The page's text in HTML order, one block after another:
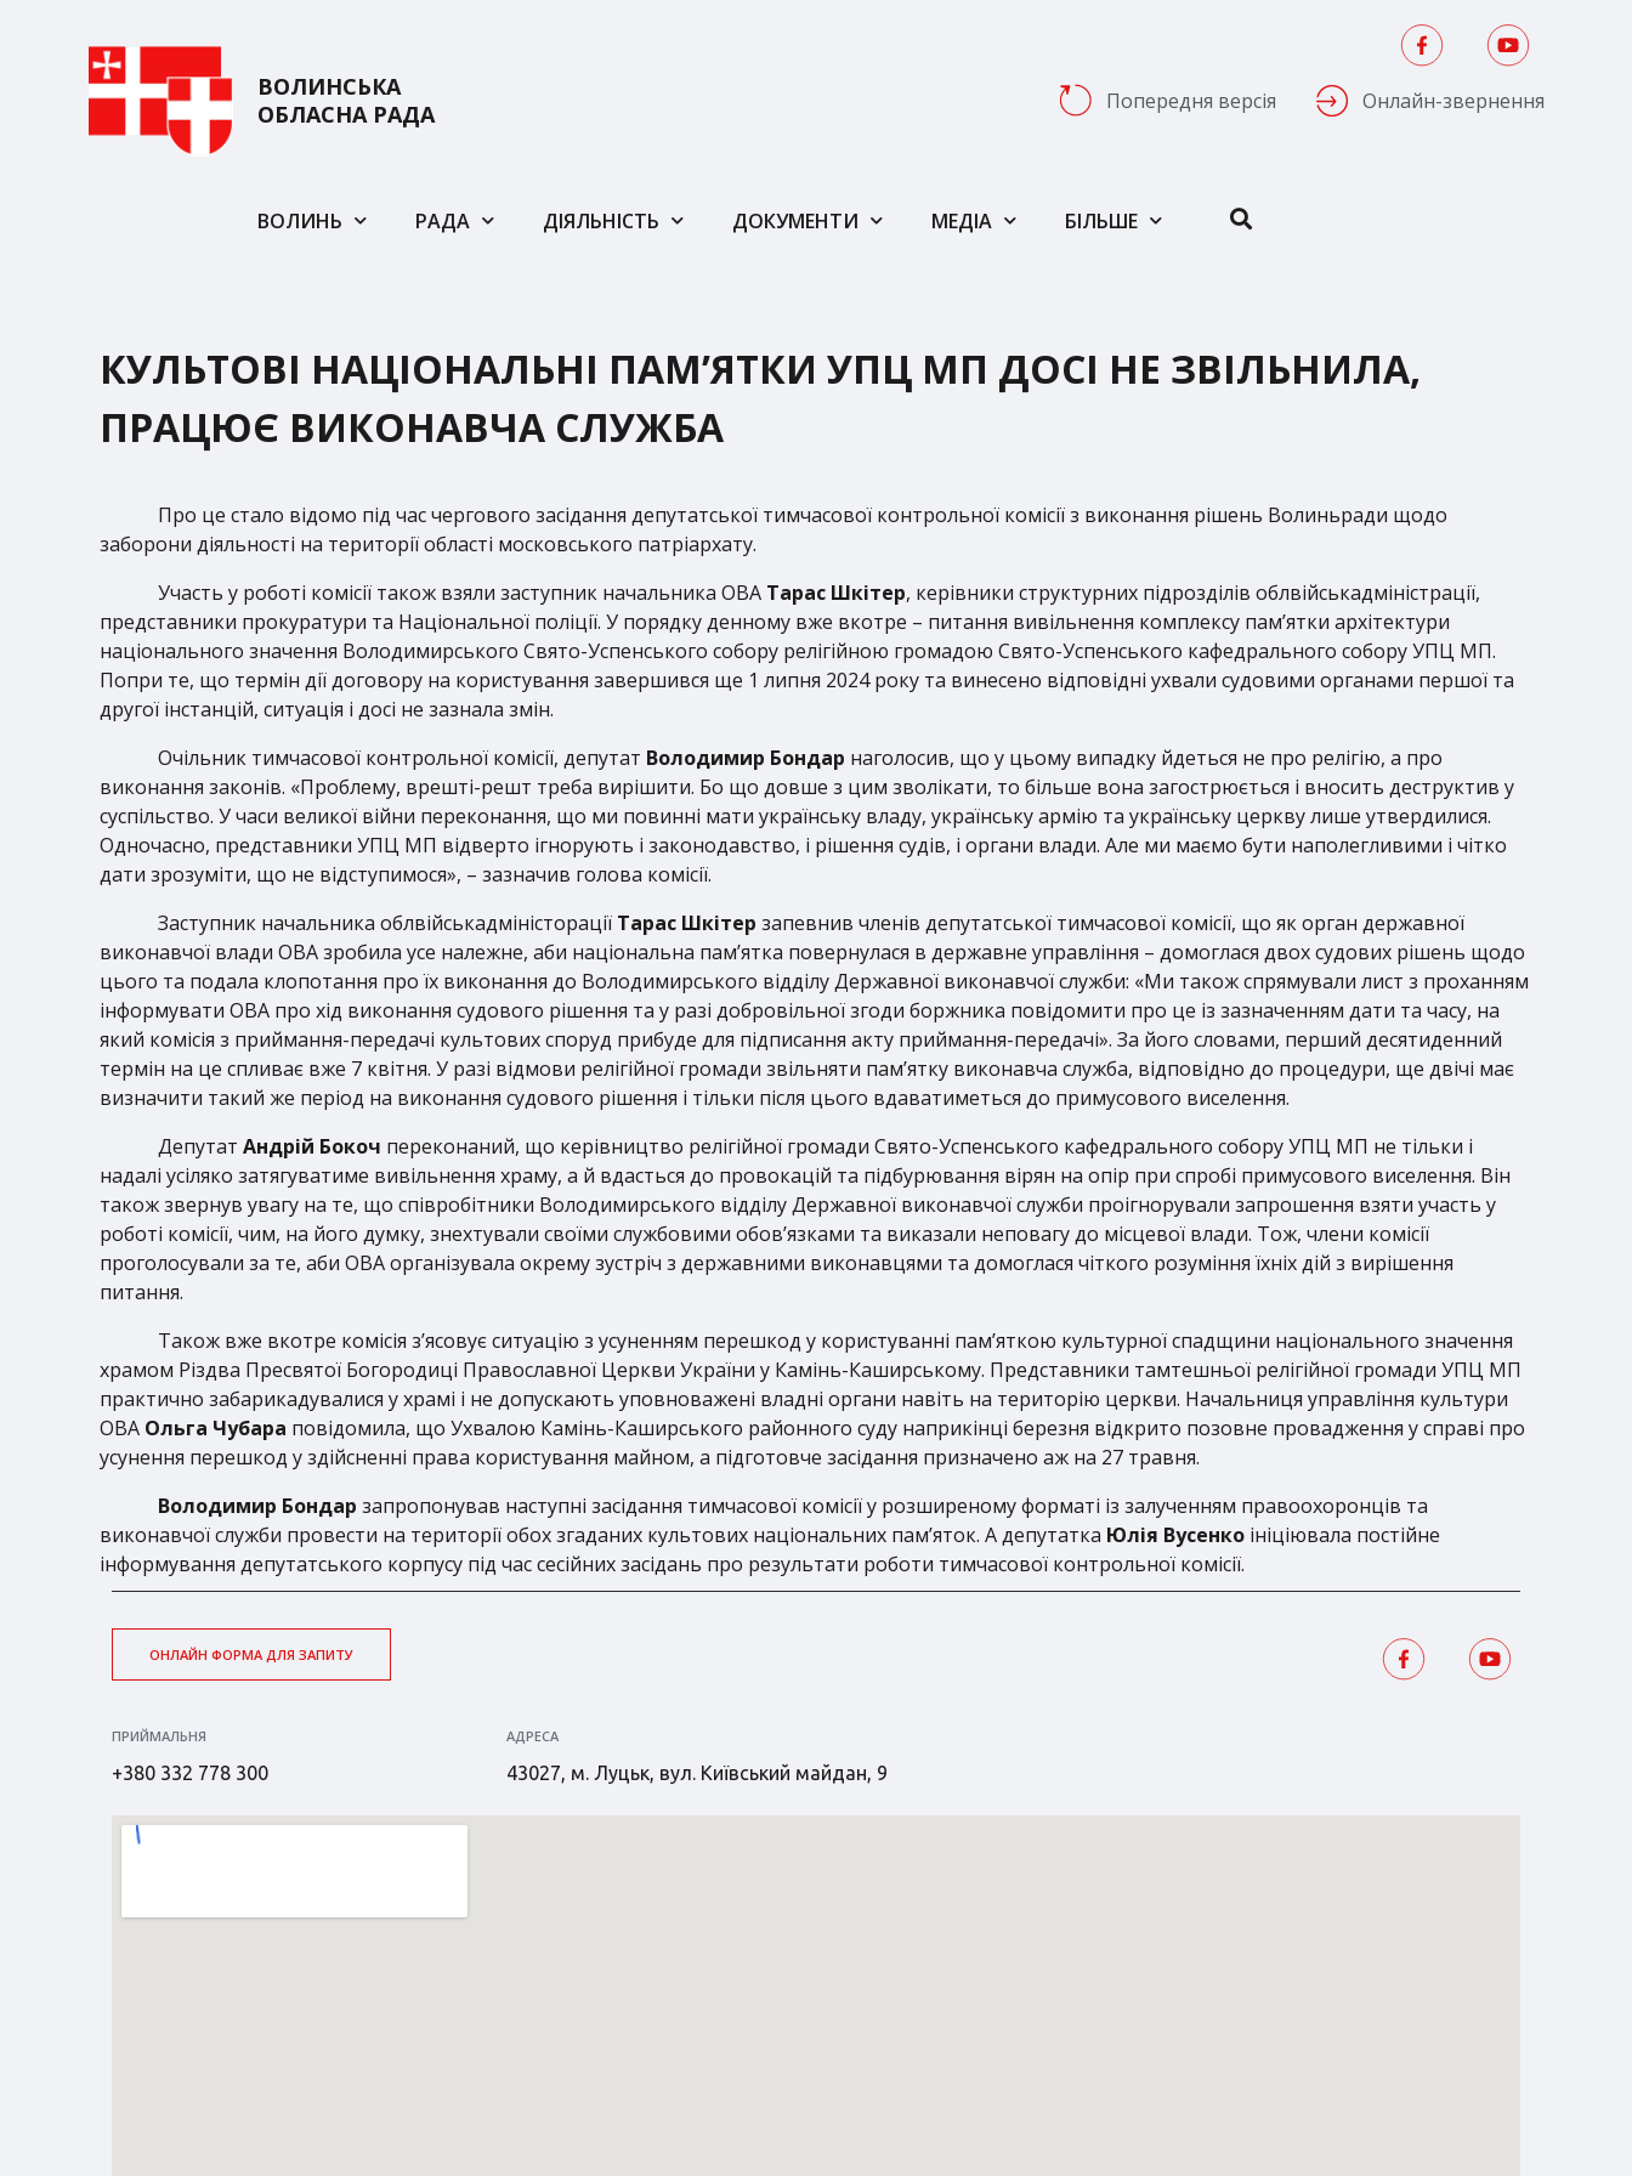
ВОЛИНСЬКА
ОБЛАСНА РАДА
Попередня версія Онлайн-звернення
ВОЛИНЬ РАДА ДІЯЛЬНІСТЬ ДОКУМЕНТИ МЕДІА БІЛЬШЕ
КУЛЬТОВІ НАЦІОНАЛЬНІ ПАМ’ЯТКИ УПЦ МП ДОСІ НЕ ЗВІЛЬНИЛА,
ПРАЦЮЄ ВИКОНАВЧА СЛУЖБА
Про це стало відомо під час чергового засідання депутатської тимчасової контрольної комісії з виконання рішень Волиньради щодо
заборони діяльності на території області московського патріархату.
Участь у роботі комісії також взяли заступник начальника ОВА Тарас Шкітер, керівники структурних підрозділів облвійськадміністрації,
представники прокуратури та Національної поліції. У порядку денному вже вкотре – питання вивільнення комплексу пам’ятки архітектури
національного значення Володимирського Свято-Успенського собору релігійною громадою Свято-Успенського кафедрального собору УПЦ МП.
Попри те, що термін дії договору на користування завершився ще 1 липня 2024 року та винесено відповідні ухвали судовими органами першої та
другої інстанцій, ситуація і досі не зазнала змін.
Очільник тимчасової контрольної комісії, депутат Володимир Бондар наголосив, що у цьому випадку йдеться не про релігію, а про
виконання законів. «Проблему, врешті-решт треба вирішити. Бо що довше з цим зволікати, то більше вона загострюється і вносить деструктив у
суспільство. У часи великої війни переконання, що ми повинні мати українську владу, українську армію та українську церкву лише утвердилися.
Одночасно, представники УПЦ МП відверто ігнорують і законодавство, і рішення судів, і органи влади. Але ми маємо бути наполегливими і чітко
дати зрозуміти, що не відступимося», – зазначив голова комісії.
Заступник начальника облвійськадміністорації Тарас Шкітер запевнив членів депутатської тимчасової комісії, що як орган державної
виконавчої влади ОВА зробила усе належне, аби національна пам’ятка повернулася в державне управління – домоглася двох судових рішень щодо
цього та подала клопотання про їх виконання до Володимирського відділу Державної виконавчої служби: «Ми також спрямували лист з проханням
інформувати ОВА про хід виконання судового рішення та у разі добровільної згоди боржника повідомити про це із зазначенням дати та часу, на
який комісія з приймання-передачі культових споруд прибуде для підписання акту приймання-передачі». За його словами, перший десятиденний
термін на це спливає вже 7 квітня. У разі відмови релігійної громади звільняти пам’ятку виконавча служба, відповідно до процедури, ще двічі має
визначити такий же період на виконання судового рішення і тільки після цього вдаватиметься до примусового виселення.
Депутат Андрій Бокоч переконаний, що керівництво релігійної громади Свято-Успенського кафедрального собору УПЦ МП не тільки і
надалі усіляко затягуватиме вивільнення храму, а й вдасться до провокацій та підбурювання вірян на опір при спробі примусового виселення. Він
також звернув увагу на те, що співробітники Володимирського відділу Державної виконавчої служби проігнорували запрошення взяти участь у
роботі комісії, чим, на його думку, знехтували своїми службовими обов’язками та виказали неповагу до місцевої влади. Тож, члени комісії
проголосували за те, аби ОВА організувала окрему зустріч з державними виконавцями та домоглася чіткого розуміння їхніх дій з вирішення
питання.
Також вже вкотре комісія з’ясовує ситуацію з усуненням перешкод у користуванні пам’яткою культурної спадщини національного значення
храмом Різдва Пресвятої Богородиці Православної Церкви України у Камінь-Каширському. Представники тамтешньої релігійної громади УПЦ МП
практично забарикадувалися у храмі і не допускають уповноважені владні органи навіть на територію церкви. Начальниця управління культури
ОВА Ольга Чубара повідомила, що Ухвалою Камінь-Каширського районного суду наприкінці березня відкрито позовне провадження у справі про
усунення перешкод у здійсненні права користування майном, а підготовче засідання призначено аж на 27 травня.
Володимир Бондар запропонував наступні засідання тимчасової комісії у розширеному форматі із залученням правоохоронців та
виконавчої служби провести на території обох згаданих культових національних пам’яток. А депутатка Юлія Вусенко ініціювала постійне
інформування депутатського корпусу під час сесійних засідань про результати роботи тимчасової контрольної комісії.
ОНЛАЙН ФОРМА ДЛЯ ЗАПИТУ
ПРИЙМАЛЬНЯ
+380 332 778 300
АДРЕСА
43027, м. Луцьк, вул. Київський майдан, 9